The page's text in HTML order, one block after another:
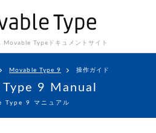
Movable Type ドキュメントサイト
Movable Type 9 操作ガイド
9 Manual
Type 9 マニュアル